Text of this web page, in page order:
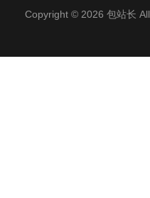
Copyright © 2026 包站长